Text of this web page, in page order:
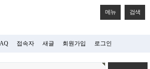
메뉴 검색
접속자 새글 회원가입 로그인